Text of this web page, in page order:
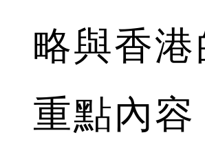
略與香
重點內